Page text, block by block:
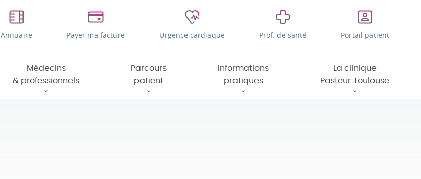
Annuaire Payer ma facture Urgence cardiaque Prof. de santé Portail patient
Médecins
& professionnels
Parcours
patient
Informations
pratiques
La clinique
Pasteur Toulouse